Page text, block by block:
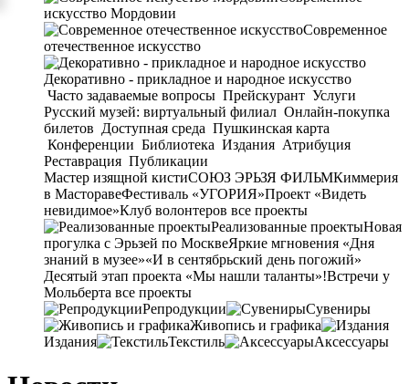
искусство Мордовии
Современное
отечественное искусство
Декоративно - прикладное и народное искусство
Часто задаваемые вопросы Прейскурант Услуги
Русский музей: виртуальный филиал Онлайн-покупка
билетов Доступная среда Пушкинская карта
Конференции Библиотека Издания Атрибуция
Реставрация Публикации
Мастер изящной кистиСОЮЗ ЭРЬЗЯ ФИЛЬМКиммерия
в МасторавеФестиваль «УГОРИЯ»Проект «Видеть
невидимое»Клуб волонтеров все проекты
Реализованные проектыНовая
прогулка с Эрьзей по МосквеЯркие мгновения «Дня
знаний в музее»«И в сентябрьский день погожий»
Десятый этап проекта «Мы нашли таланты»!Встречи у
Мольберта все проекты
Репродукции
Сувениры
Живопись и графика
Издания
Текстиль Аксессуары